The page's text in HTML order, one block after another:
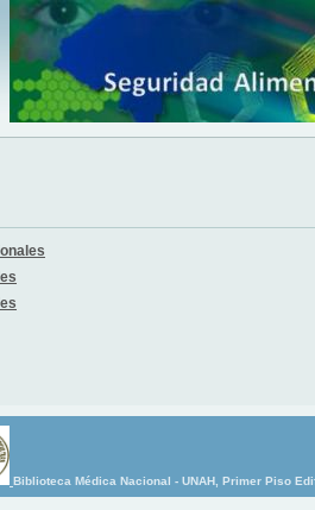
Biblioteca Médica Nacional - UNAH, Primer Piso